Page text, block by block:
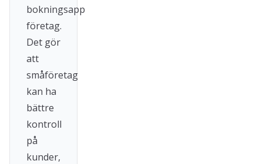
bokningsapp
företag.
Det gör
att
småföretag
kan ha
bättre
kontroll
på
kunder,